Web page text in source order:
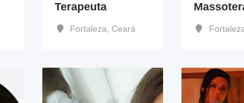
Terapeuta
Fortaleza, Ceará